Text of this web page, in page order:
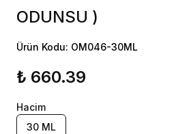
ODUNSU )
Ürün Kodu: OM046-30ML
₺ 660.39
Hacim
30 ML